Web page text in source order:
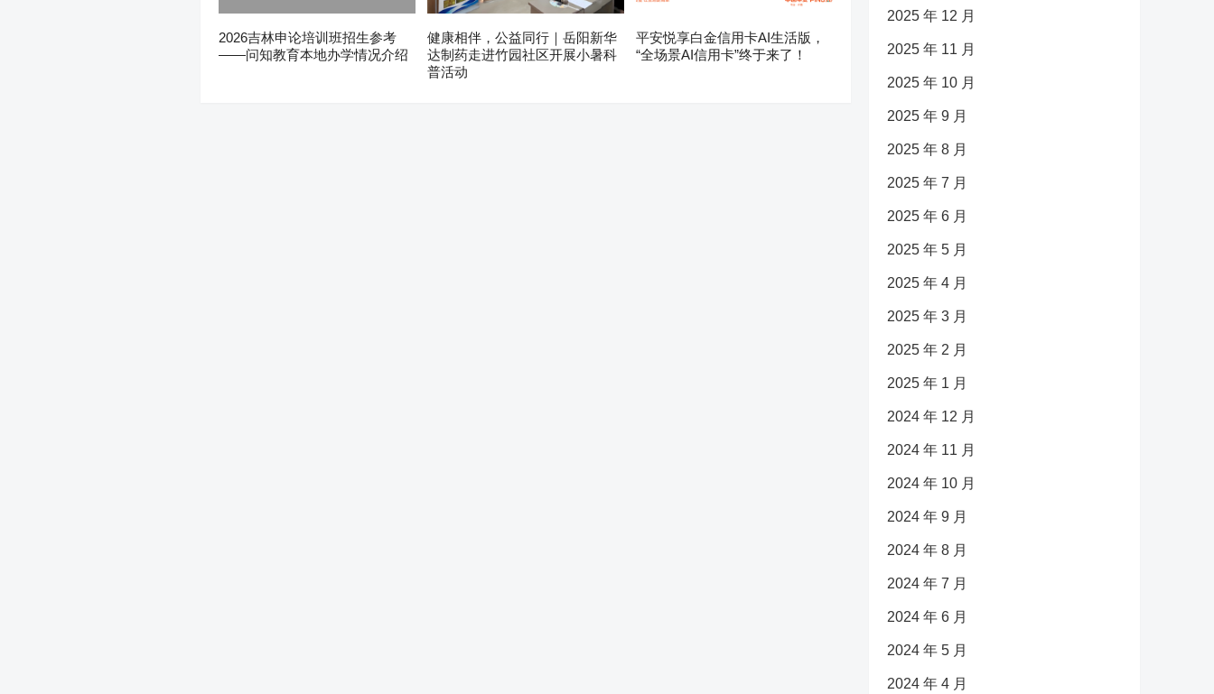
2026吉林申论培训班招生参考
——问知教育本地办学情况介绍
健康相伴，公益同行｜岳阳新华
达制药走进竹园社区开展小暑科
普活动
平安悦享白金信用卡AI生活版，
“全场景AI信用卡”终于来了！
2025 年 12 月
2025 年 11 月
2025 年 10 月
2025 年 9 月
2025 年 8 月
2025 年 7 月
2025 年 6 月
2025 年 5 月
2025 年 4 月
2025 年 3 月
2025 年 2 月
2025 年 1 月
2024 年 12 月
2024 年 11 月
2024 年 10 月
2024 年 9 月
2024 年 8 月
2024 年 7 月
2024 年 6 月
2024 年 5 月
2024 年 4 月